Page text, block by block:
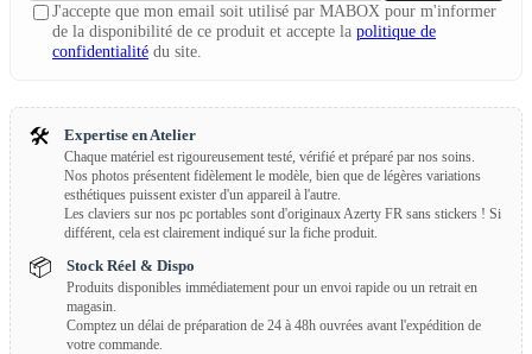
J'accepte que mon email soit utilisé par MABOX pour m'informer
de la disponibilité de ce produit et accepte la politique de
confidentialité du site.
🛠️ Expertise en Atelier
Chaque matériel est rigoureusement testé, vérifié et préparé par nos soins.
Nos photos présentent fidèlement le modèle, bien que de légères variations
esthétiques puissent exister d'un appareil à l'autre.
Les claviers sur nos pc portables sont d'originaux Azerty FR sans stickers ! Si
différent, cela est clairement indiqué sur la fiche produit.
📦 Stock Réel & Dispo
Produits disponibles immédiatement pour un envoi rapide ou un retrait en
magasin.
Comptez un délai de préparation de 24 à 48h ouvrées avant l'expédition de
votre commande.